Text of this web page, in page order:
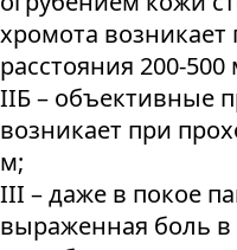
хромота
расстояния 200-500
IIБ – объективные
возникает при
м;
III – даже в покое
выраженная боль